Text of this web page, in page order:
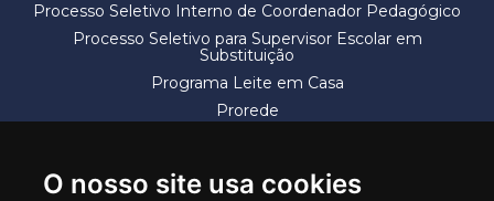
O nosso site usa cookies
Processo Seletivo Interno de Coordenador Pedagógico
Processo Seletivo para Supervisor Escolar em
Substituição
Programa Leite em Casa
Prorede